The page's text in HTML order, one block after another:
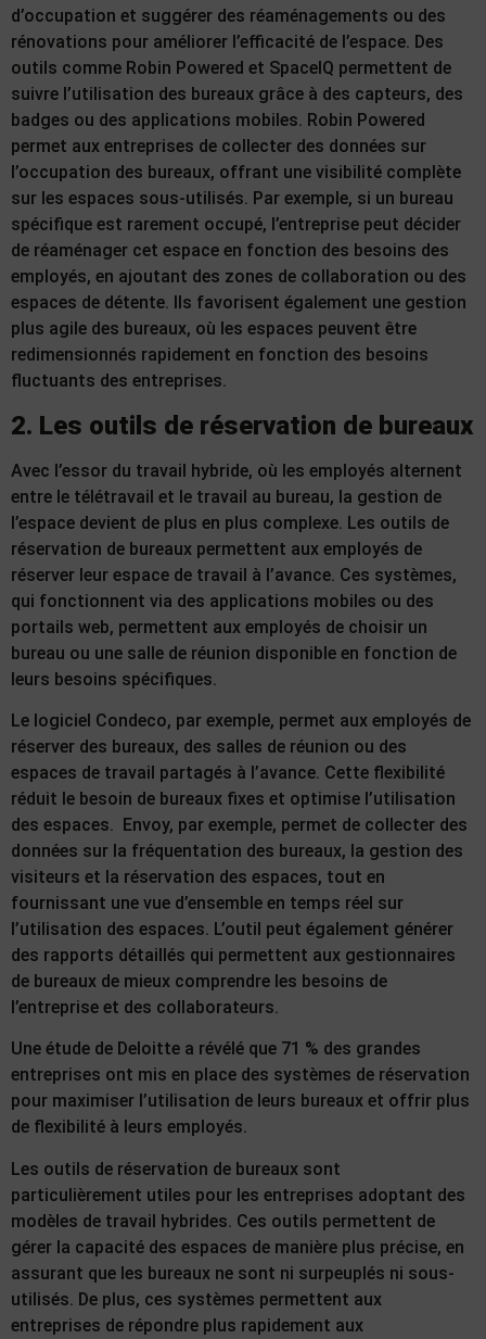
d’occupation et suggérer des réaménagements ou des
rénovations pour améliorer l’efficacité de l’espace. Des
outils comme Robin Powered et SpaceIQ permettent de
suivre l’utilisation des bureaux grâce à des capteurs, des
badges ou des applications mobiles. Robin Powered
permet aux entreprises de collecter des données sur
l’occupation des bureaux, offrant une visibilité complète
sur les espaces sous-utilisés. Par exemple, si un bureau
spécifique est rarement occupé, l’entreprise peut décider
de réaménager cet espace en fonction des besoins des
employés, en ajoutant des zones de collaboration ou des
espaces de détente. Ils favorisent également une gestion
plus agile des bureaux, où les espaces peuvent être
redimensionnés rapidement en fonction des besoins
fluctuants des entreprises.
2. Les outils de réservation de bureaux
Avec l’essor du travail hybride, où les employés alternent
entre le télétravail et le travail au bureau, la gestion de
l’espace devient de plus en plus complexe. Les outils de
réservation de bureaux permettent aux employés de
réserver leur espace de travail à l’avance. Ces systèmes,
qui fonctionnent via des applications mobiles ou des
portails web, permettent aux employés de choisir un
bureau ou une salle de réunion disponible en fonction de
leurs besoins spécifiques.
Le logiciel Condeco, par exemple, permet aux employés de
réserver des bureaux, des salles de réunion ou des
espaces de travail partagés à l’avance. Cette flexibilité
réduit le besoin de bureaux fixes et optimise l’utilisation
des espaces. Envoy, par exemple, permet de collecter des
données sur la fréquentation des bureaux, la gestion des
visiteurs et la réservation des espaces, tout en
fournissant une vue d’ensemble en temps réel sur
l’utilisation des espaces. L’outil peut également générer
des rapports détaillés qui permettent aux gestionnaires
de bureaux de mieux comprendre les besoins de
l’entreprise et des collaborateurs.
Une étude de Deloitte a révélé que 71 % des grandes
entreprises ont mis en place des systèmes de réservation
pour maximiser l’utilisation de leurs bureaux et offrir plus
de flexibilité à leurs employés.
Les outils de réservation de bureaux sont
particulièrement utiles pour les entreprises adoptant des
modèles de travail hybrides. Ces outils permettent de
gérer la capacité des espaces de manière plus précise, en
assurant que les bureaux ne sont ni surpeuplés ni sous-
utilisés. De plus, ces systèmes permettent aux
entreprises de répondre plus rapidement aux